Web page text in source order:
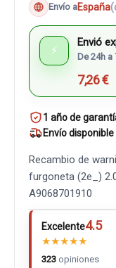
Envío aEspaña
⚡
Envió
De 24h
7,26 €
1 año de
Envío disponible
Recambio de
furgoneta (2e_)
A9068701910
Excelente4.5
★★★★★
323 opiniones